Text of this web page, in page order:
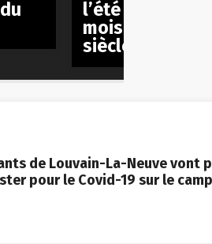
de Louvain-La-Neuve vont
pour le Covid-19 sur le
l’été s’est
mois en
siècle